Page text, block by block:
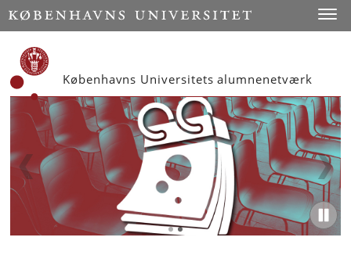
Start
Københavns Universitets alumnenetværk